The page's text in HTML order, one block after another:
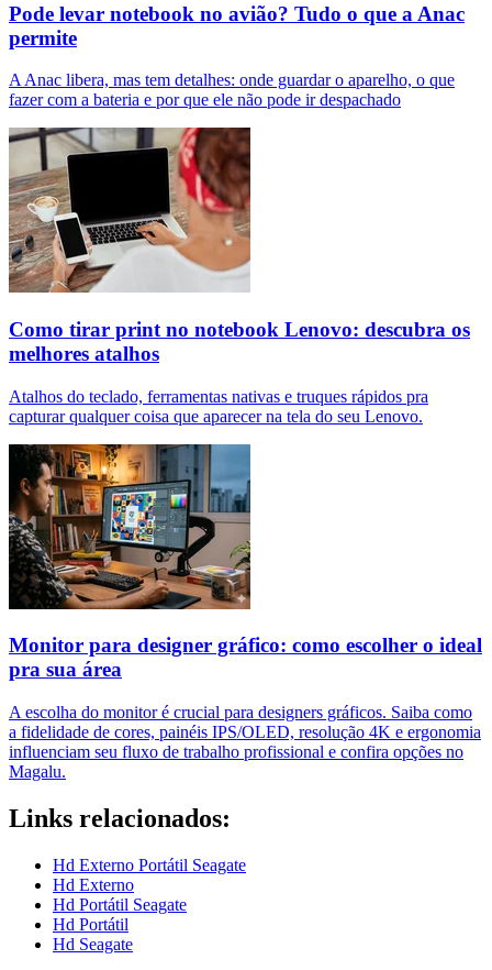
Pode levar notebook no avião? Tudo o que a Anac
permite
A Anac libera, mas tem detalhes: onde guardar o aparelho, o que
fazer com a bateria e por que ele não pode ir despachado
Como tirar print no notebook Lenovo: descubra os
melhores atalhos
Atalhos do teclado, ferramentas nativas e truques rápidos pra
capturar qualquer coisa que aparecer na tela do seu Lenovo.
Monitor para designer gráfico: como escolher o ideal
pra sua área
A escolha do monitor é crucial para designers gráficos. Saiba como
a fidelidade de cores, painéis IPS/OLED, resolução 4K e ergonomia
influenciam seu fluxo de trabalho profissional e confira opções no
Magalu.
Links relacionados:
Hd Externo Portátil Seagate
Hd Externo
Hd Portátil Seagate
Hd Portátil
Hd Seagate